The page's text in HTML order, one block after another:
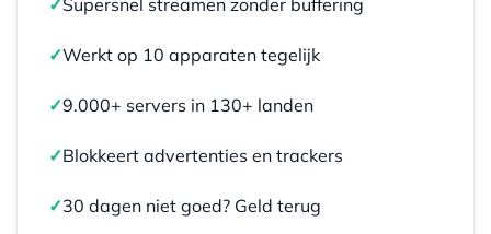
✓Werkt op 10 apparaten tegelijk
✓9.000+ servers in 130+ landen
✓Blokkeert advertenties en trackers
✓30 dagen niet goed? Geld terug